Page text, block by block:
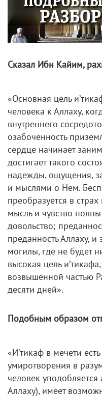
Сказал Ибн Кайим,
«Основная цель
человека к Аллаху,
внутреннего
озабоченность
сердце начинает
достигает такого
надежды, ощущения,
и мыслями о Нем.
преобразуется в
мысль и чувство
довольство;
преданность Аллаху,
могилы, где не будет
высокая цель
возвышенной частью
десяти дней».
Подобным образом
«И’тикаф в мечети
умиротворения в
человек
Аллаху), имеет